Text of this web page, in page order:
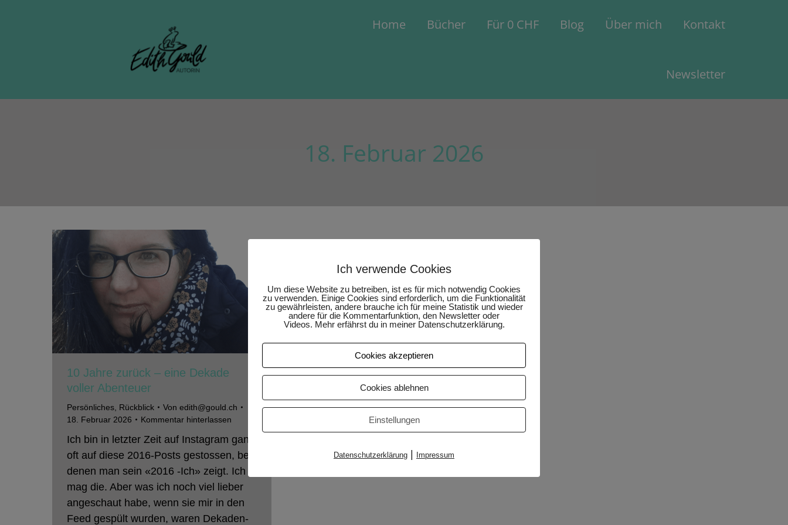
Home Bücher Für 0 CHF Blog Über mich Kontakt
Newsletter
18. Februar 2026
10 Jahre zurück – eine Dekade
voller Abenteuer
Persönliches Rückblick Vonedith@gould.ch
18. Februar 2026
Kommentar hinterlassen
Ich bin in letzter Zeit auf Instagram ganz
oft auf diese 2016-Posts gestossen, bei
denen man sein «2016 -Ich» zeigt. Ich
mag die. Aber was ich noch viel lieber
angeschaut habe, wenn sie mir in den
Feed gespült wurden, waren Dekaden-
Ich verwende Cookies
Um diese Website zu betreiben, ist es für mich notwendig Cookies
zu verwenden. Einige Cookies sind erforderlich, um die Funktionalität
zu gewährleisten, andere brauche ich für meine Statistik und wieder
andere für die Kommentarfunktion, den Newsletter oder
Videos. Mehr erfährst du in meiner Datenschutzerklärung.
Cookies akzeptieren
Cookies ablehnen
Einstellungen
Datenschutzerklärung | Impressum